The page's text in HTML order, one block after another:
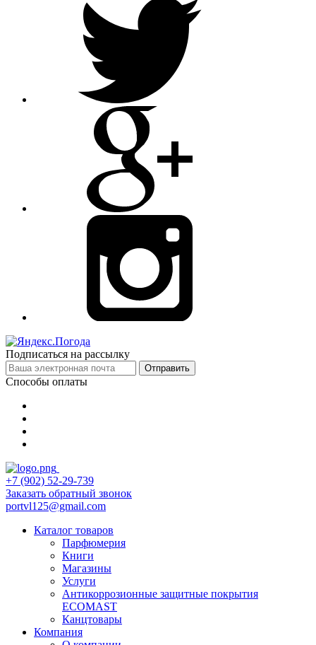
Подписаться на рассылку
Отправить
Способы оплаты
+7 (902) 52-29-739
Заказать обратный звонок
portvl125@gmail.com
Каталог товаров
Парфюмерия
Книги
Магазины
Услуги
Антикоррозионные защитные покрытия
ECOMAST
Канцтовары
Компания